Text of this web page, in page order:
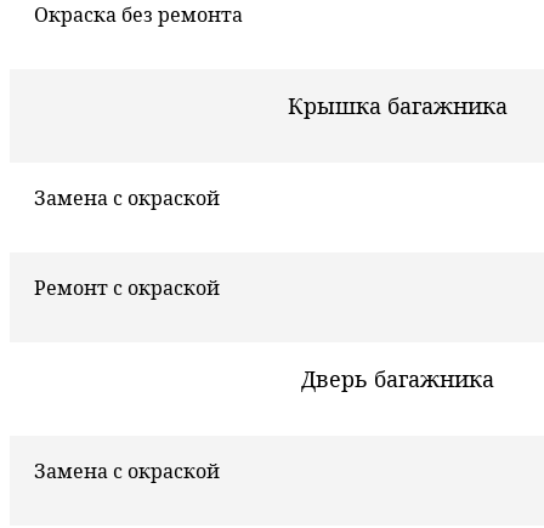
Окраска без ремонта
Крышка багажника
Замена с окраской
Ремонт с окраской
Дверь багажника
Замена с окраской